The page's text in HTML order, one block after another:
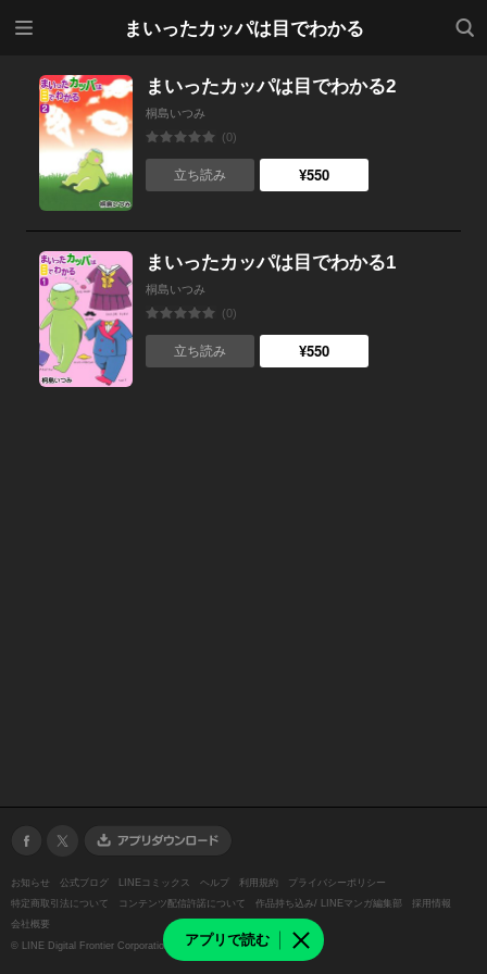
まいったカッパは目でわかる
検索
アプリで読む
まいったカッパは目でわかる2
桐島いつみ
(0)
立ち読み ¥550
まいったカッパは目でわかる1
桐島いつみ
(0)
立ち読み ¥550
お知らせ 公式ブログ LINEコミックス ヘルプ 利用規約
プライバシーポリシー
特定商取引法について
コンテンツ配信許諾について 作品持ち込み/ LINEマンガ編集部
採用情報
会社概要
© LINE Digital Frontier Corporation